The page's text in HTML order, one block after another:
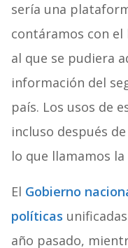
sería una
contáramos con
al que se pudiera
información del
país. Los usos de
incluso después
lo que llamamos
El Gobierno
políticas
año pasado,